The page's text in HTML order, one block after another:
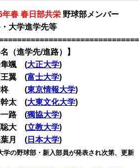
年春 春日部共栄 野球部メンバー
大学進学先等
名（進学先/進路）】
隼颯 (大正大学)
王翼 (富士大学)
柊 (東京情報大学)
幹太 (大東文化大学)
一路 (獨協大学)
聡大 (立教大学)
葉月 ( 日本大学)
学の野球部・新入部員が発表され次第、更新